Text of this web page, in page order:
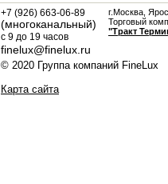
+7 (926) 663-06-89
(многоканальный)
с 9 до 19 часов
finelux@finelux.ru
г.Москва,
Торговый
"Тракт
© 2020 Группа компаний FineLux
Карта сайта